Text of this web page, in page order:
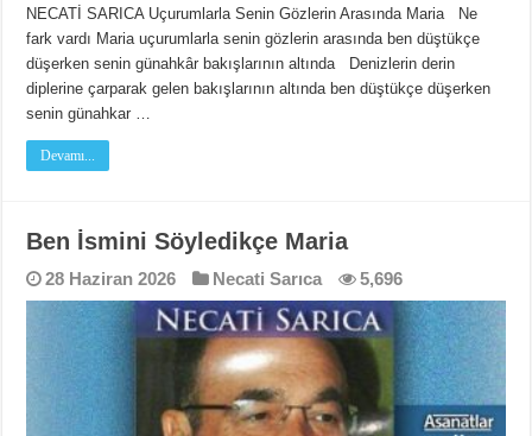
NECATİ SARICA Uçurumlarla Senin Gözlerin Arasında Maria Ne
fark vardı Maria uçurumlarla senin gözlerin arasında ben düştükçe
düşerken senin günahkâr bakışlarının altında Denizlerin derin
diplerine çarparak gelen bakışlarının altında ben düştükçe düşerken
senin günahkar …
Devamı...
Ben İsmini Söyledikçe Maria
28 Haziran 2026 Necati Sarıca 5,696